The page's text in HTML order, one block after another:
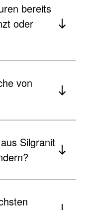
bereits
oder
von
Silgranit